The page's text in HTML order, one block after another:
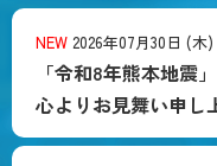
NEW 2026年07月30日 (木)
「令和8年熊本地震
心よりお見舞い申し